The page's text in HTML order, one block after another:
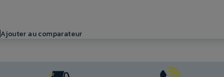
Ajouter au comparateur